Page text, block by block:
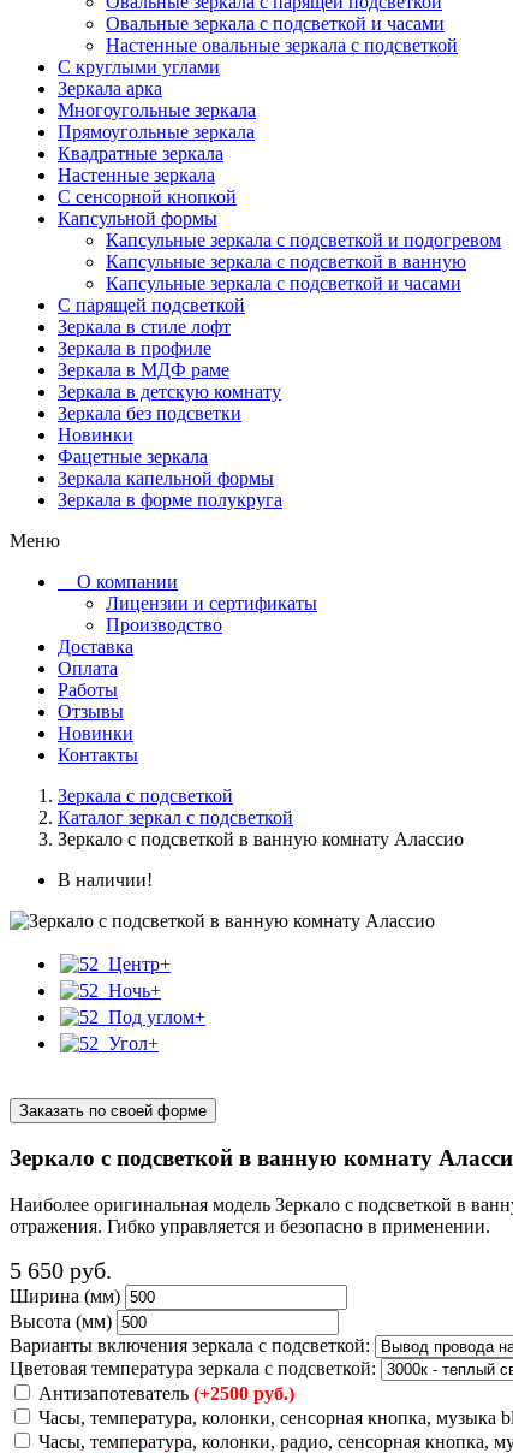
Овальные зеркала с подсветкой и часами
Настенные овальные зеркала с подсветкой
С круглыми углами
Зеркала арка
Многоугольные зеркала
Прямоугольные зеркала
Квадратные зеркала
Настенные зеркала
С сенсорной кнопкой
Капсульной формы
Капсульные зеркала с подсветкой и подогревом
Капсульные зеркала с подсветкой в ванную
Капсульные зеркала с подсветкой и часами
С парящей подсветкой
Зеркала в стиле лофт
Зеркала в профиле
Зеркала в МДФ раме
Зеркала в детскую комнату
Зеркала без подсветки
Новинки
Фацетные зеркала
Зеркала капельной формы
Зеркала в форме полукруга
Меню
О компании
Лицензии и сертификаты
Производство
Доставка
Оплата
Работы
Отзывы
Новинки
Контакты
Зеркала с подсветкой
Каталог зеркал с подсветкой
Зеркало с подсветкой в ванную комнату Алассио
В наличии!
Заказать по своей форме
Зеркало с подсветкой в ванную комнату
Наиболее оригинальная модель Зеркало с подсветкой в
отражения. Гибко управляется и безопасно в применении.
5 650 руб.
Ширина (мм)
Высота (мм)
Варианты включения зеркала с подсветкой:
Цветовая температура зеркала с подсветкой:
Антизапотеватель (+2500 руб.)
Часы, температура, колонки, сенсорная кнопка, музыка
Часы, температура, колонки, радио, сенсорная кнопка,